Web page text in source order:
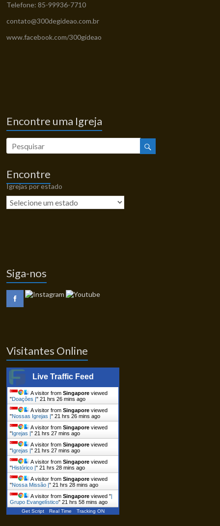
Telefone: 85-99936-7710
contato@300degideao.com.br
www.facebook.com/300gideao
Encontre uma Igreja
Encontre
Igrejas por estado
Siga-nos
Visitantes Online
Live Traffic Feed
A visitor fromSingapore viewed
"Doações |"21 hrs 26 mins ago
A visitor fromSingapore viewed
"Nossas Igrejas |"21 hrs 26 mins ago
A visitor fromSingapore viewed
"Igrejas |"21 hrs 27 mins ago
A visitor fromSingapore viewed
"Igrejas |"21 hrs 27 mins ago
A visitor fromSingapore viewed
"Histórico |"21 hrs 28 mins ago
A visitor fromSingapore viewed
"Nossa Missão |"21 hrs 28 mins ago
A visitor fromSingapore viewed "|
Grupo Evangelístico"21 hrs 58 mins ago
Get Script Real Time Tracking ON